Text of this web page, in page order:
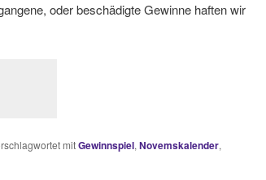
oder beschädigte Gewinne haften wir
mitGewinnspiel, Novemskalender,